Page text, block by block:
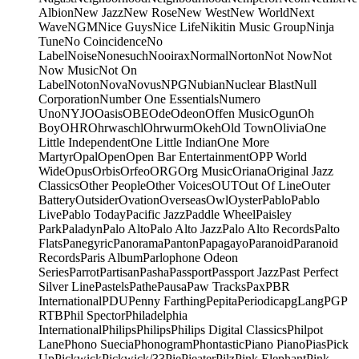
AlbionNew JazzNew RoseNew WestNew WorldNext
WaveNGMNice GuysNice LifeNikitin Music GroupNinja
TuneNo CoincidenceNo
LabelNoiseNonesuchNooiraxNormalNortonNot NowNot
Now MusicNot On
LabelNotonNovaNovusNPGNubianNuclear BlastNull
CorporationNumber One EssentialsNumero
UnoNYJOOasisOBEOdeOdeonOffen MusicOgunOh
BoyOHROhrwaschlOhrwurmOkehOld TownOliviaOne
Little IndependentOne Little IndianOne More
MartyrOpalOpenOpen Bar EntertainmentOPP World
WideOpusOrbisOrfeoORGOrg MusicOrianaOriginal Jazz
ClassicsOther PeopleOther VoicesOUTOut Of LineOuter
BatteryOutsiderOvationOverseasOwlOysterPabloPablo
LivePablo TodayPacific JazzPaddle WheelPaisley
ParkPaladynPalo AltoPalo Alto JazzPalo Alto RecordsPalto
FlatsPanegyricPanoramaPantonPapagayoParanoidParanoid
RecordsParis AlbumParlophone Odeon
SeriesParrotPartisanPashaPassportPassport JazzPast Perfect
Silver LinePastelsPathePausaPaw TracksPaxPBR
InternationalPDUPenny FarthingPepitaPeriodicapgLangPGP
RTBPhil SpectorPhiladelphia
InternationalPhilipsPhilipsPhilips Digital ClassicsPhilpot
LanePhono SueciaPhonogramPhontasticPiano PianoPiasPick